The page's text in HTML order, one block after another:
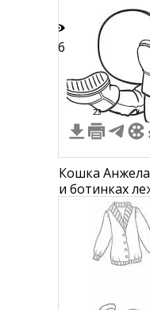
26
23 1
Кошка Анжела
и ботинках
целует воздуху